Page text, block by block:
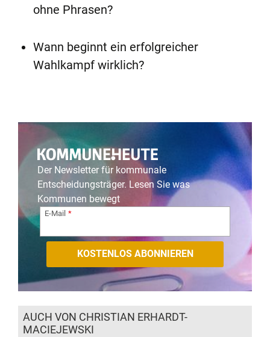
ohne Phrasen?
Wann beginnt ein erfolgreicher
Wahlkampf wirklich?
Der Newsletter für kommunale
Entscheidungsträger. Lesen Sie was
Kommunen bewegt
E-Mail
AUCH VON CHRISTIAN ERHARDT-
MACIEJEWSKI